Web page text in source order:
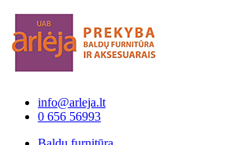
info@arleja.lt
0 656 56993